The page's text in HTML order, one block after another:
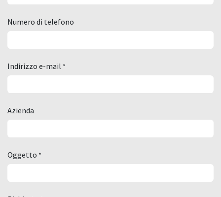
Numero di telefono
Indirizzo e-mail *
Azienda
Oggetto *